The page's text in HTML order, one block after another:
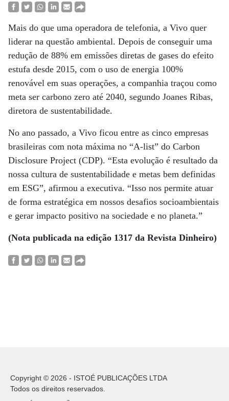
Mais do que uma operadora de telefonia, a Vivo quer
liderar na questão ambiental. Depois de conseguir uma
redução de 88% em emissões diretas de gases do efeito
estufa desde 2015, com o uso de energia 100%
renovável em suas operações, a companhia traçou como
meta ser carbono zero até 2040, segundo Joanes Ribas,
diretora de sustentabilidade.
No ano passado, a Vivo ficou entre as cinco empresas
brasileiras com nota máxima no “A-list” do Carbon
Disclosure Project (CDP). “Esta evolução é resultado da
nossa cultura de sustentabilidade e metas bem definidas
em ESG”, afirmou a executiva. “Isso nos permite atuar
de forma estratégica em nossos desafios socioambientais
e gerar impacto positivo na sociedade e no planeta.”
(Nota publicada na edição 1317 da Revista Dinheiro)
Copyright © 2026 - ISTOÉ PUBLICAÇÕES LTDA
Todos os direitos reservados.